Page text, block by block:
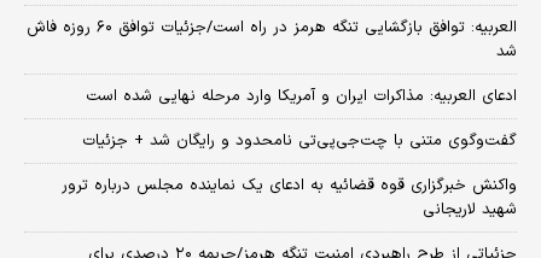
العربیه: توافق بازگشایی تنگه هرمز در راه است/جزئیات توافق ۶۰ روزه فاش
شد
ادعای العربیه: مذاکرات ایران و آمریکا وارد مرحله نهایی شده است
گفت‌وگوی متنی با چت‌جی‌پی‌تی نامحدود و رایگان شد + جزئیات
واکنش خبرگزاری قوه قضائیه به ادعای یک نماینده مجلس درباره ترور
شهید لاریجانی